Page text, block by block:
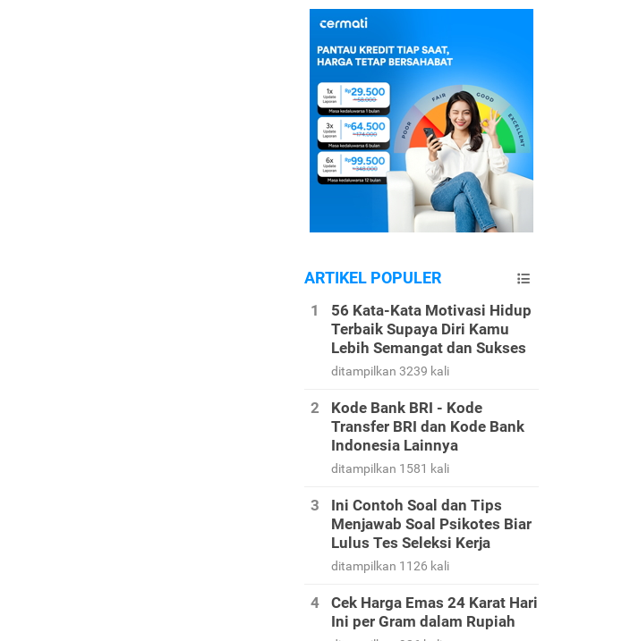
ARTIKEL POPULER
56 Kata-Kata Motivasi Hidup
Terbaik Supaya Diri Kamu
Lebih Semangat dan Sukses
ditampilkan 3239 kali
Kode Bank BRI - Kode
Transfer BRI dan Kode Bank
Indonesia Lainnya
ditampilkan 1581 kali
Ini Contoh Soal dan Tips
Menjawab Soal Psikotes Biar
Lulus Tes Seleksi Kerja
ditampilkan 1126 kali
Cek Harga Emas 24 Karat Hari
Ini per Gram dalam Rupiah